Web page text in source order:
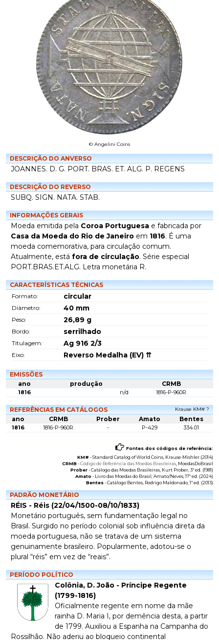
© Angelini Coins
DESCRIÇÃO DO ANVERSO
JOANNES. D. G. PORT. BRAS. ET. ALG. P. REGENS
DESCRIÇÃO DO REVERSO
SUBQ. SIGN. NATA. STAB.
INFORMAÇÕES GERAIS
Moeda emitida pela Coroa Portuguesa e fabricada por
Casa da Moeda do Rio de Janeiro em 1816. É uma
moeda comemorativa, para circulação comum.
Atualmente, está fora de circulação. Série especial
PORT.BRAS.ET.ALG. Letra monetária R.
CARACTERÍSTICAS TÉCNICAS
Formato:
circular
Diâmetro: 40 mm
Peso: 26,89 g
Bordo: serrilhado
Titulagem: Ag 916 2/3
Eixo: Reverso Medalha (EV) ⇈
EMISSÕES
ano
produção CRMB
1816 n/d 1816-P-960R.
REFERÊNCIAS EM CATÁLOGOS Krause KM# ?
ano CRMB Prober Amato Bentes
1816 1816-P-960R. - P-429 334.01
Fontes dos códigos de referência:
KM# -Standard Catalog of World Coins , Krause-Mishler (2014)
CRMB -Código de Referência das Moedas Brasileiras , MoedasDoBrasil
Prober-Catálogo das Moedas Brasileiras , Kurt Prober, 3ª ed. (1981)
Amato - Livro das Moedas do Brasil , Amato/Neves, 17ª ed. (2024)
Bentes-Catálogo Bentes , Rodrigo Maldonado, 1ª ed. (2013)
PADRÃO MONETÁRIO
RÉIS - Réis (22/04/1500-08/10/1833)
Monetário português, sem fundamentação legal no
Brasil. Surgido no período colonial sob influência direta da
moeda portuguesa, não se tratava de um sistema
genuinamente brasileiro. Popularmente, adotou-se o
plural “réis” em vez de “reais”.
PERÍODO POLÍTICO
Colônia, D. João - Príncipe Regente
(1799-1816)
Oficialmente regente em nome da mãe
rainha D. Maria I, por demência desta, a partir
de 1799. Auxiliou a Espanha na Campanha do
Rossilhão. Não aderiu ao bloqueio continental